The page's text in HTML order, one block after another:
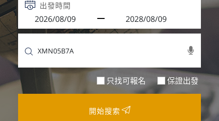
出發時間
只找可報名 保證出發
開始搜索